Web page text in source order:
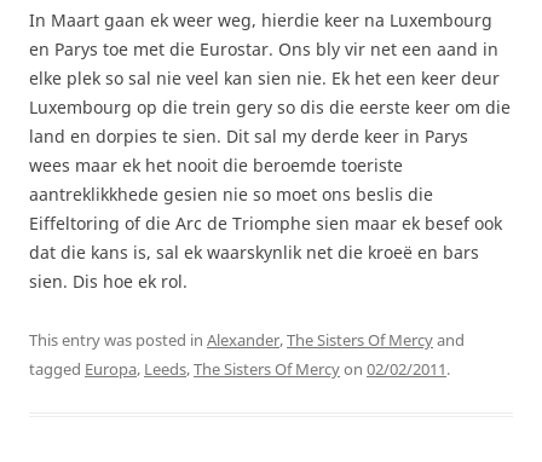
In Maart gaan ek weer weg, hierdie keer na Luxembourg
en Parys toe met die Eurostar. Ons bly vir net een aand in
elke plek so sal nie veel kan sien nie. Ek het een keer deur
Luxembourg op die trein gery so dis die eerste keer om die
land en dorpies te sien. Dit sal my derde keer in Parys
wees maar ek het nooit die beroemde toeriste
aantreklikkhede gesien nie so moet ons beslis die
Eiffeltoring of die Arc de Triomphe sien maar ek besef ook
dat die kans is, sal ek waarskynlik net die kroeë en bars
sien. Dis hoe ek rol.
This entry was posted in Alexander,The Sisters Of Mercyand
tagged Europa, Leeds,The Sisters Of Mercyon 02/02/2011.